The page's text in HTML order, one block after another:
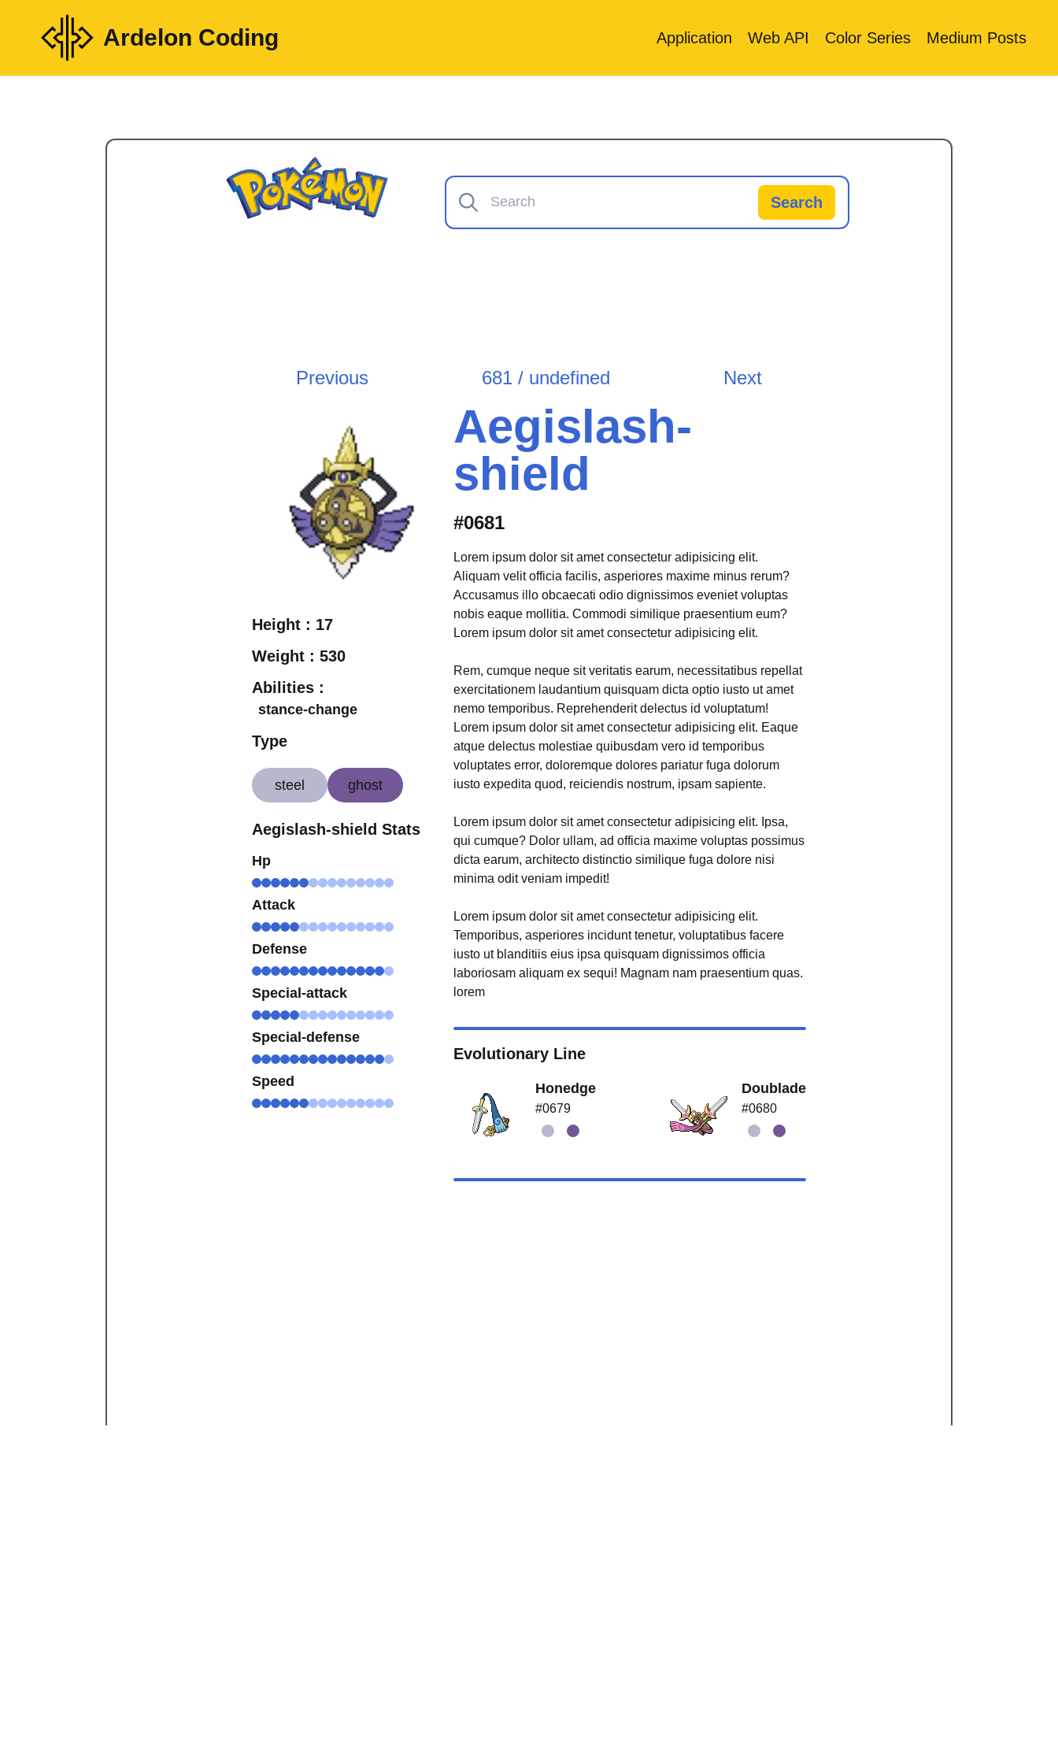
Ardelon Coding Application Web API Color Series Medium Posts
Search
Previous 681 / undefined Next
Height : 17
Weight :530
Abilities :
stance-change
Type
steel ghost
Aegislash-shield Stats
Hp
Attack
Defense
Special-attack
Special-defense
Speed
Aegislash-
shield
#0681
Lorem ipsum dolor sit amet consectetur adipisicing elit.
Aliquam velit officia facilis, asperiores maxime minus rerum?
Accusamus illo obcaecati odio dignissimos eveniet voluptas
nobis eaque mollitia. Commodi similique praesentium eum?
Lorem ipsum dolor sit amet consectetur adipisicing elit.
Rem, cumque neque sit veritatis earum, necessitatibus repellat
exercitationem laudantium quisquam dicta optio iusto ut amet
nemo temporibus. Reprehenderit delectus id voluptatum!
Lorem ipsum dolor sit amet consectetur adipisicing elit. Eaque
atque delectus molestiae quibusdam vero id temporibus
voluptates error, doloremque dolores pariatur fuga dolorum
iusto expedita quod, reiciendis nostrum, ipsam sapiente.
Lorem ipsum dolor sit amet consectetur adipisicing elit. Ipsa,
qui cumque? Dolor ullam, ad officia maxime voluptas possimus
dicta earum, architecto distinctio similique fuga dolore nisi
minima odit veniam impedit!
Lorem ipsum dolor sit amet consectetur adipisicing elit.
Temporibus, asperiores incidunt tenetur, voluptatibus facere
iusto ut blanditiis eius ipsa quisquam dignissimos officia
laboriosam aliquam ex sequi! Magnam nam praesentium quas.
lorem
Evolutionary Line
Honedge
#0679
Doublade
#0680